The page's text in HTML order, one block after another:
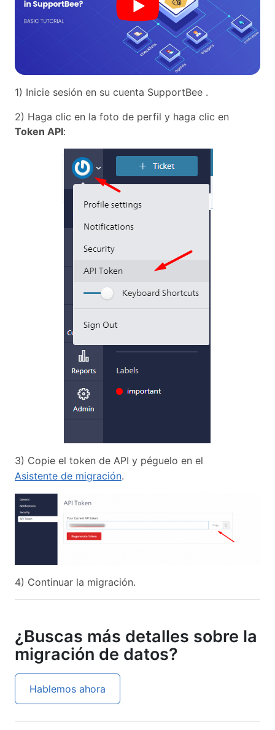
1) Inicie sesión en su cuenta SupportBee .
2) Haga clic en la foto de perfil y haga clic en
Token API:
3) Copie el token de API y péguelo en el
Asistente de migración.
4) Continuar la migración.
¿Buscas más detalles sobre la
migración de datos?
Hablemos ahora